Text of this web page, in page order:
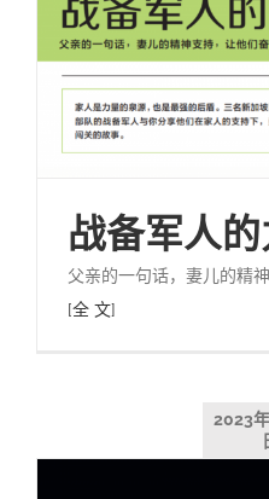
战备军人
父亲的一句话，妻儿的精
[全 文]
2023